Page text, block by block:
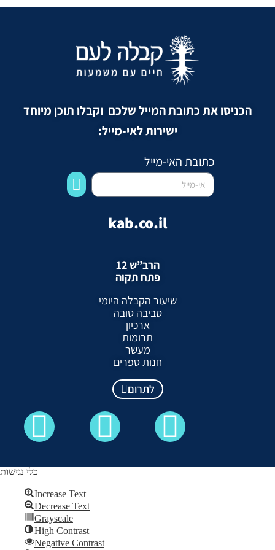
הכניסו את כתובת המייל שלכם וקבלו תוכן מיוחד
ישירות לאי-מייל:
כתובת האי-מייל
kab.co.il
הרב”ש 12
פתח תקוה
שיעור הקבלה היומי
סביבה טובה
ארכיון
תרומות
מעשר
חנות ספרים
לתרום
Skip to content
כלי נגישות
Increase Text
Decrease Text
Grayscale
High Contrast
Negative Contrast